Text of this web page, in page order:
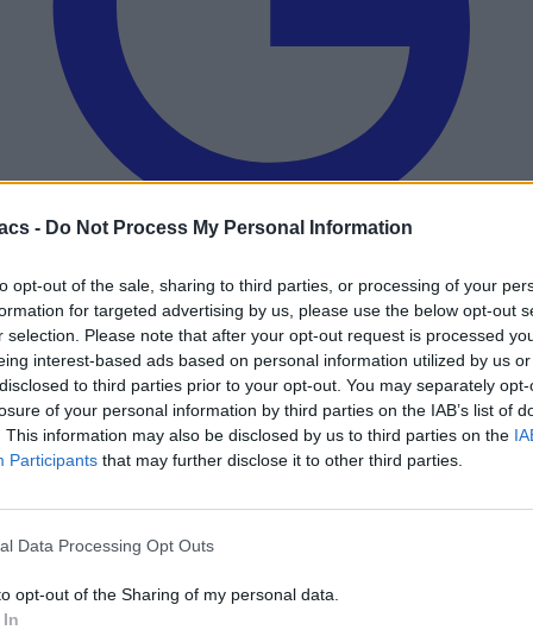
- Do Not Process My Personal Information
opt-out of the sale, sharing to third parties, or processing of your
for targeted advertising by us, please use the below opt-out
selection. Please note that after your opt-out request is processed
interest-based ads based on personal information utilized by us
to third parties prior to your opt-out. You may separately
of your personal information by third parties on the IAB’s list of
This information may also be disclosed by us to third parties on the
Participants that may further disclose it to other third parties.
Data Processing Opt Outs
opt-out of the Sharing of my personal data.
Add to preferred sources